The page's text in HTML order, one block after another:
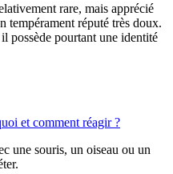
rare, mais apprécié
tempérament réputé très doux.
possède pourtant une identité
et comment réagir ?
une souris, un oiseau ou un